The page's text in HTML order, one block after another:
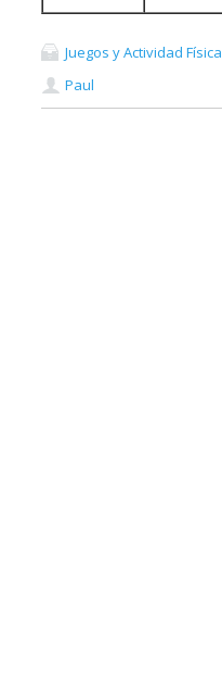
Juegos y Actividad Física
Paul